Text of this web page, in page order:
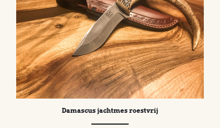
Damascus jachtmes roestvrij